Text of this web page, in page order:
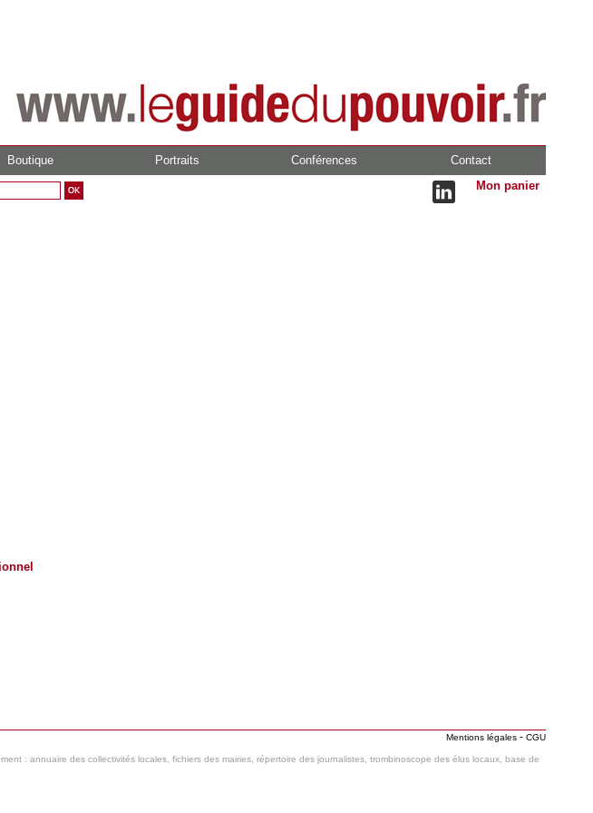
Boutique Portraits Conférences Contact
Mon panier
Mentions légales - CGU
: annuaire des collectivités locales, fichiers des mairies, répertoire des journalistes, trombinoscope des élus locaux, base de